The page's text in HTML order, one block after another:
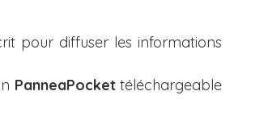
pour diffuser les informations
PanneaPockettéléchargeable